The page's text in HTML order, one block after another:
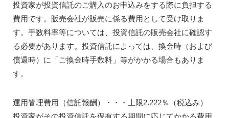
投資家が投資信託のご購入のお申込みをする際に負担する
費用です。販売会社が販売に係る費用として受け取りま
す。手数料率等については、投資信託の販売会社に確認す
る必要があります。投資信託によっては、換金時（および
償還時）に「ご換金時手数料」等がかかる場合もありま
す。
運用管理費用（信託報酬）・・・上限2.222％（税込み）
投資家がその投資信託を保有する期間に応じてかかる費用